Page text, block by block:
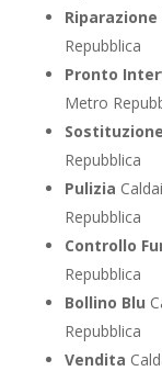
Riparazione
Repubblica
Pronto
Metro
Sostituzione
Repubblica
Pulizia
Repubblica
Controllo
Repubblica
Bollino Blu
Repubblica
Vendita